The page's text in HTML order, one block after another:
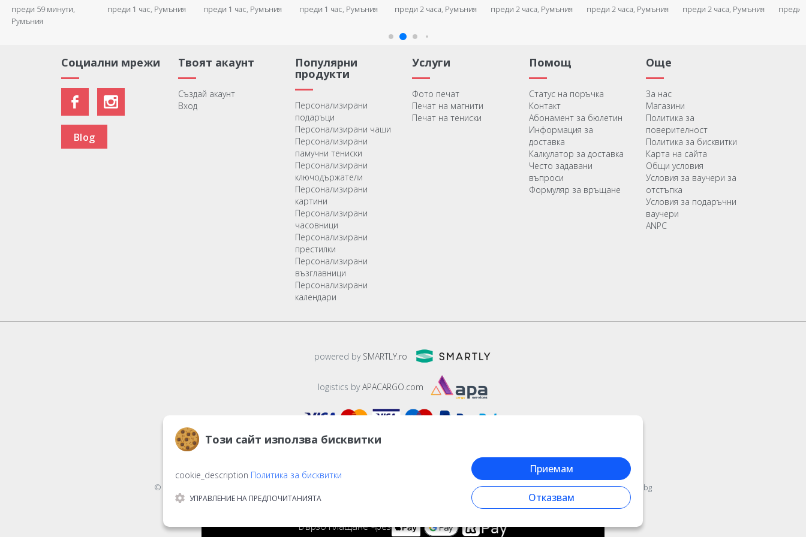
Бързо плащане чрез
формата на сърце -
Promise
преди 1 час, Румъния преди 1 час, Румъния
персонализирани с
фотографии и текст
преди 1 час, Румъния преди 2 часа, Румъния
графика
преди 2 часа, Румъния преди 2 часа, Румъния
текст
преди 2 часа, Румъния
текст и две снимки -
Пощенска картичка
преди 2 часа, Румъния преди
Социални мрежи
Blog
Твоят акаунт
Създай акаунт
Вход
Популярни
продукти
Персонализирани
подаръци
Персонализирани чаши
Персонализирани
памучни тениски
Персонализирани
ключодържатели
Персонализирани
картини
Персонализирани
часовници
Персонализирани
престилки
Персонализирани
възглавници
Персонализирани
календари
Услуги
Фото печат
Печат на магнити
Печат на тениски
Помощ
Статус на поръчка
Контакт
Абонамент за бюлетин
Информация за
доставка
Калкулатор за доставка
Често задавани
въпроси
Формуляр за връщане
Още
За нас
Магазини
Политика за
поверителност
Политика за бисквитки
Карта на сайта
Общи условия
Условия за ваучери за
отстъпка
Условия за подаръчни
ваучери
ANPC
powered by SMARTLY.ro
logistics byAPACARGO.com
© 2016-2026 , cod postal012178,email:contact@stargift.bg
Този сайт използва бисквитки
cookie_description Политика за бисквитки
УПРАВЛЕНИЕ НА ПРЕДПОЧИТАНИЯТА
Приемам
Отказвам